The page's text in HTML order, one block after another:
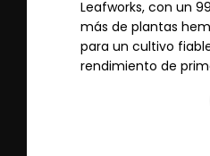
Leafworks, con un
más de plantas
para un cultivo
rendimiento de